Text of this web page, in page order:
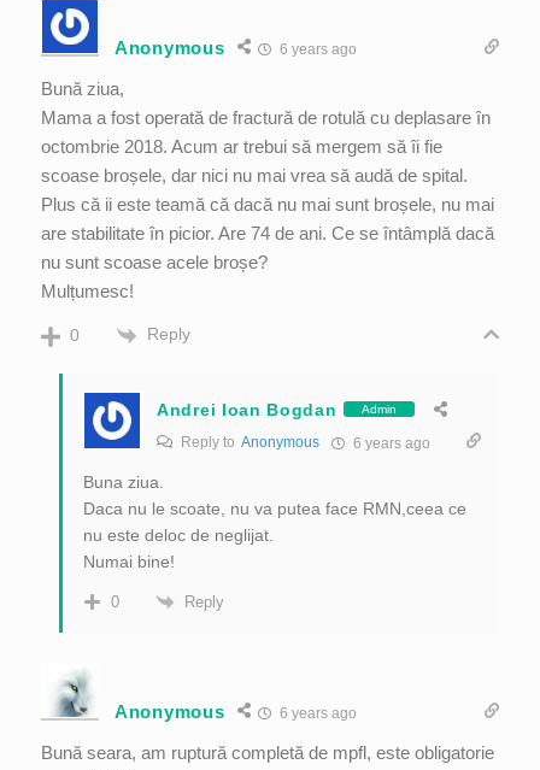
Anonymous 6 years ago
Bună ziua,
Mama a fost operată de fractură de rotulă cu deplasare în
octombrie 2018. Acum ar trebui să mergem să îi fie
scoase broșele, dar nici nu mai vrea să audă de spital.
Plus că ii este teamă că dacă nu mai sunt broșele, nu mai
are stabilitate în picior. Are 74 de ani. Ce se întâmplă dacă
nu sunt scoase acele broșe?
Mulțumesc!
0 Reply
Andrei Ioan Bogdan Admin
Reply to Anonymous 6 years ago
Buna ziua.
Daca nu le scoate, nu va putea face RMN,ceea ce
nu este deloc de neglijat.
Numai bine!
0 Reply
Anonymous 6 years ago
Bună seara, am ruptură completă de mpfl, este obligatorie